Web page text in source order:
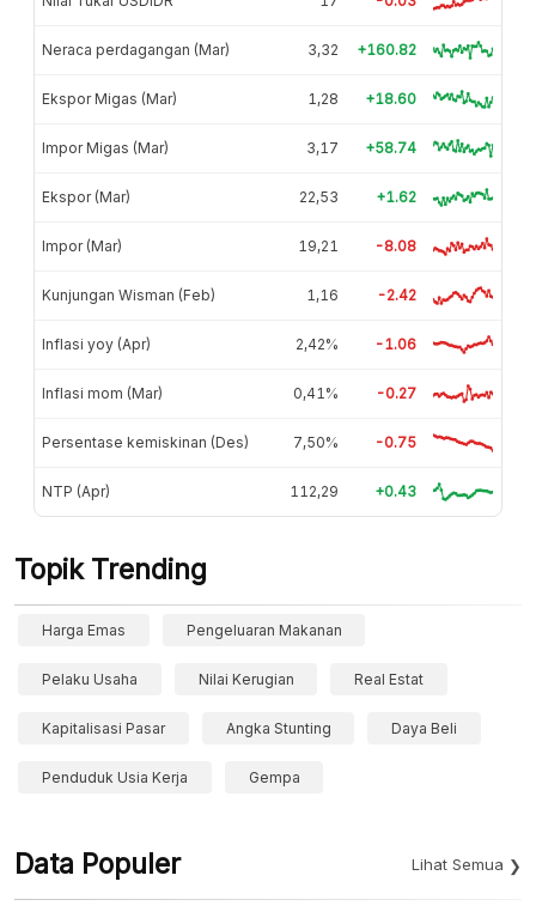
Neraca perdagangan (Mar) 3,32 +160.82
Ekspor Migas (Mar) 1,28 +18.60
Impor Migas (Mar) 3,17 +58.74
Ekspor (Mar) 22,53 +1.62
Impor (Mar) 19,21 -8.08
Kunjungan Wisman (Feb) 1,16 -2.42
Inflasi yoy (Apr) 2,42% -1.06
Inflasi mom (Mar) 0,41% -0.27
Persentase kemiskinan (Des) 7,50% -0.75
NTP (Apr) 112,29 +0.43
Topik Trending
Harga Emas Pengeluaran Makanan
Pelaku Usaha Nilai Kerugian Real Estat
Kapitalisasi Pasar Angka Stunting Daya Beli
Penduduk Usia Kerja Gempa
Data Populer Lihat Semua